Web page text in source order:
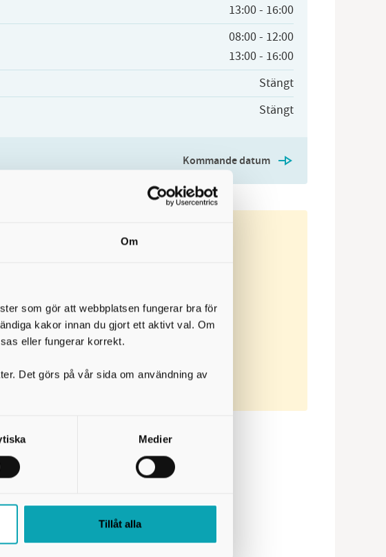
Om
som gör att webbplatsen fungerar bra för
kakor innan du gjort ett aktivt val. Om
eller fungerar korrekt.
Det görs på vår sida om användning av
Medier
Tillåt alla
13:00- 16:00
08:00- 12:00
13:00- 16:00
Stängt
Stängt
Kommande datum
öppettider 2026